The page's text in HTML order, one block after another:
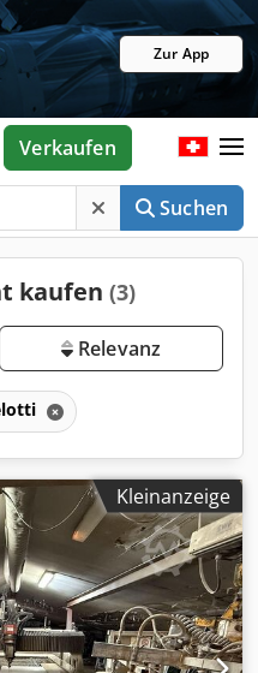
Zur App
Suchen
Verkaufen
kaufen (3)
Relevanz
Kleinanzeige